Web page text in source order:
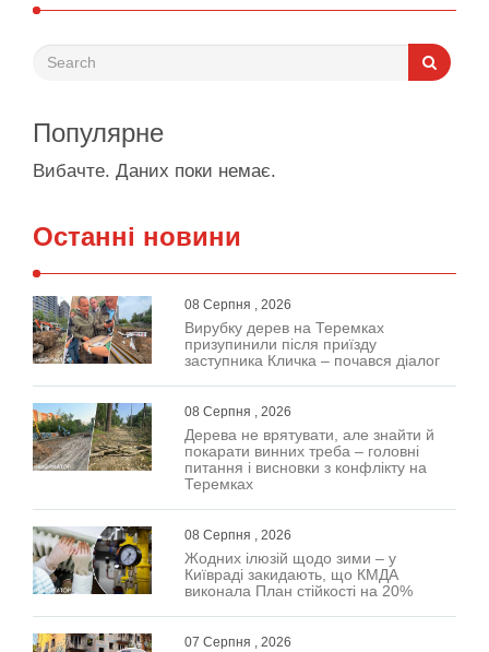
Популярне
Вибачте. Даних поки немає.
Останні новини
08 Серпня , 2026
Вирубку дерев на Теремках
призупинили після приїзду
заступника Кличка – почався діалог
08 Серпня , 2026
Дерева не врятувати, але знайти й
покарати винних треба – головні
питання і висновки з конфлікту на
Теремках
08 Серпня , 2026
Жодних ілюзій щодо зими – у
Київраді закидають, що КМДА
виконала План стійкості на 20%
07 Серпня , 2026